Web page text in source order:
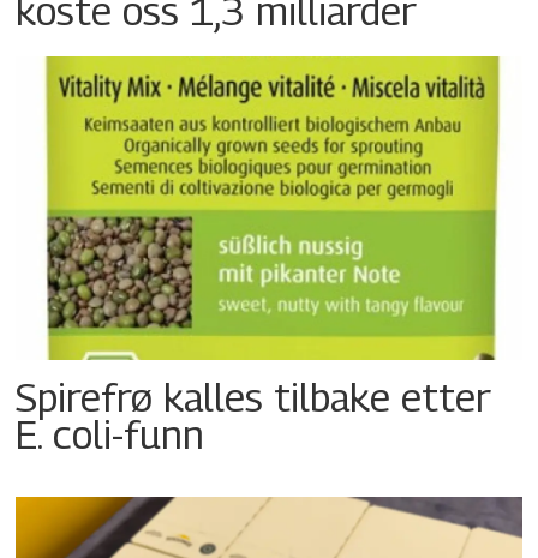
koste oss 1,3 milliarder
Spirefrø kalles tilbake etter
E. coli-funn